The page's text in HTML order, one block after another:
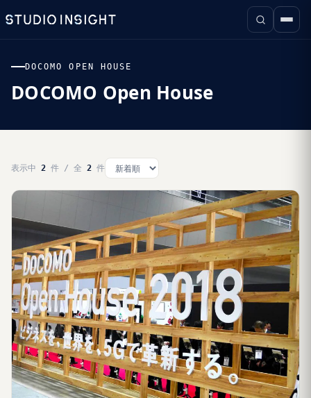
DOCOMO OPEN HOUSE
DOCOMO Open House
表示中 2 件 / 全 2 件